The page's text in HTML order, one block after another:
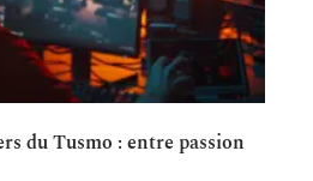
du Tusmo : entre passion